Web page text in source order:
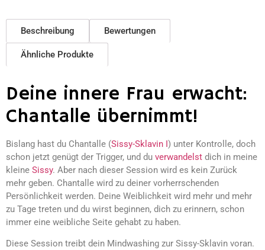
Beschreibung Bewertungen
Ähnliche Produkte
Deine innere Frau erwacht:
Chantalle übernimmt!
Bislang hast du Chantalle (Sissy-Sklavin I) unter Kontrolle, doch
schon jetzt genügt der Trigger, und du verwandelst dich in meine
kleine Sissy. Aber nach dieser Session wird es kein Zurück
mehr geben. Chantalle wird zu deiner vorherrschenden
Persönlichkeit werden. Deine Weiblichkeit wird mehr und mehr
zu Tage treten und du wirst beginnen, dich zu erinnern, schon
immer eine weibliche Seite gehabt zu haben.
Diese Session treibt dein Mindwashing zur Sissy-Sklavin voran.